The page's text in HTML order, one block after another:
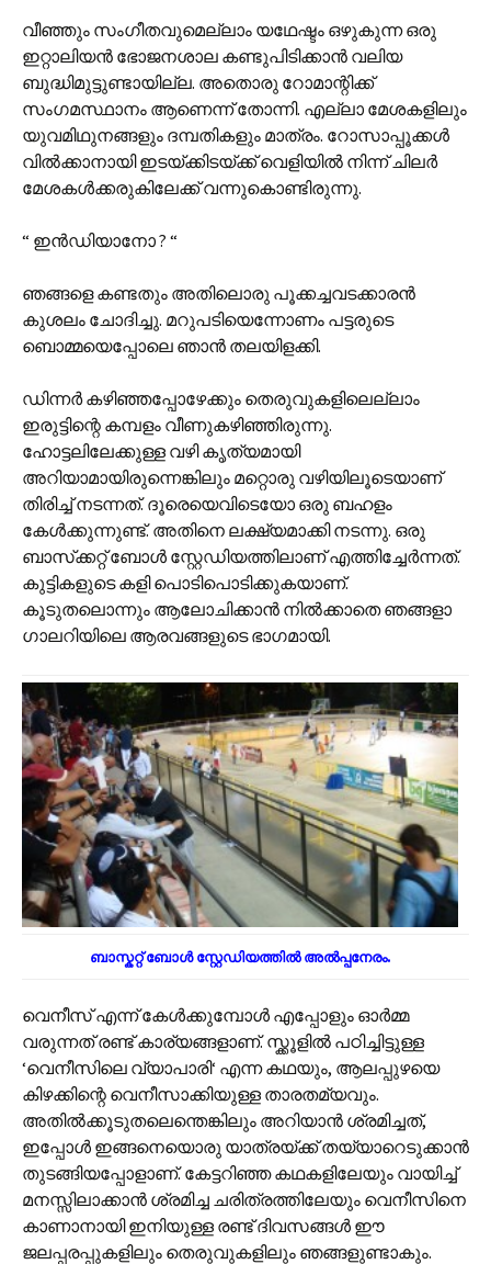
വീഞ്ഞും സംഗീതവുമെല്ലാം യഥേഷ്ടം ഒഴുകുന്ന ഒരു
ഇറ്റാലിയൻ ഭോജനശാല കണ്ടുപിടിക്കാൻ വലിയ
ബുദ്ധിമുട്ടുണ്ടായില്ല. അതൊരു റോമാന്റിക്ക്
സംഗമസ്ഥാനം ആണെന്ന് തോന്നി. എല്ലാ മേശകളിലും
യുവമിഥുനങ്ങളും ദമ്പതികളും മാത്രം. റോസാപ്പൂക്കൾ
വിൽക്കാനായി ഇടയ്ക്കിടയ്ക്ക് വെളിയിൽ നിന്ന് ചിലർ
മേശകൾക്കരുകിലേക്ക് വന്നുകൊണ്ടിരുന്നു.
“ ഇൻ‌ഡിയാനോ ? “
ഞങ്ങളെ കണ്ടതും അതിലൊരു പൂക്കച്ചവടക്കാരൻ
കുശലം ചോദിച്ചു. മറുപടിയെന്നോണം പട്ടരുടെ
ബൊമ്മയെപ്പോലെ ഞാൻ തലയിളക്കി.
ഡിന്നർ കഴിഞ്ഞപ്പോഴേക്കും തെരുവുകളിലെല്ലാം
ഇരുട്ടിന്റെ കമ്പളം വീണുകഴിഞ്ഞിരുന്നു.
ഹോട്ടലിലേക്കുള്ള വഴി കൃത്യമായി
അറിയാമായിരുന്നെങ്കിലും മറ്റൊരു വഴിയിലൂടെയാണ്
തിരിച്ച് നടന്നത്. ദൂരെയെവിടെയോ ഒരു ബഹളം
കേൾക്കുന്നുണ്ട്. അതിനെ ലക്ഷ്യമാക്കി നടന്നു. ഒരു
ബാസ്‌ക്കറ്റ് ബോൾ സ്റ്റേഡിയത്തിലാണ് എത്തിച്ചേർന്നത്.
കുട്ടികളുടെ കളി പൊടിപൊടിക്കുകയാണ്.
കൂടുതലൊന്നും ആലോചിക്കാൻ നിൽക്കാതെ ഞങ്ങളാ
ഗാലറിയിലെ ആരവങ്ങളുടെ ഭാഗമായി.
ബാസ്കറ്റ് ബോൾ സ്റ്റേഡിയത്തിൽ അൽ‌പ്പനേരം.
വെനീസ് എന്ന് കേൾക്കുമ്പോൾ എപ്പോളും ഓർമ്മ
വരുന്നത് രണ്ട് കാര്യങ്ങളാണ്. സ്ക്കൂളിൽ പഠിച്ചിട്ടുള്ള
‘വെനീസിലെ വ്യാപാരി‘ എന്ന കഥയും, ആലപ്പുഴയെ
കിഴക്കിന്റെ വെനീസാക്കിയുള്ള താരത‌മ്യവും.
അതിൽക്കൂടുതലെന്തെങ്കിലും അറിയാൻ ശ്രമിച്ചത്,
ഇപ്പോൾ ഇങ്ങനെയൊരു യാത്രയ്ക്ക് തയ്യാറെടുക്കാൻ
തുടങ്ങിയപ്പോളാണ്. കേട്ടറിഞ്ഞ കഥകളിലേയും വായിച്ച്
മനസ്സിലാക്കാൻ ശ്രമിച്ച ചരിത്രത്തിലേയും വെനീസിനെ
കാണാനായി ഇനിയുള്ള രണ്ട് ദിവസങ്ങൾ ഈ
ജലപ്പരപ്പുകളിലും തെരുവുകളിലും ഞങ്ങളുണ്ടാകും.